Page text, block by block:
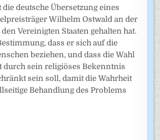
deutsche Übersetzung eines
Wilhelm Ostwald an der
Vereinigten Staaten gehalten hat.
dass er sich auf die
beziehen, und dass die Wahl
durch sein religiöses Bekenntnis
sein soll, damit die Wahrheit
Behandlung des Problems